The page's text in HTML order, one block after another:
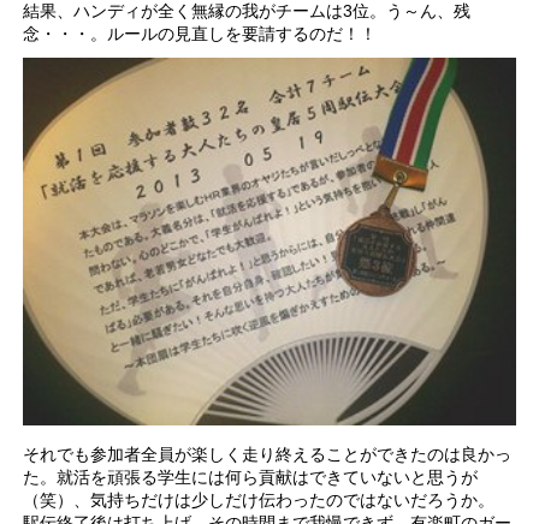
結果、ハンディが全く無縁の我がチームは3位。う～ん、残
念・・・。ルールの見直しを要請するのだ！！
それでも参加者全員が楽しく走り終えることができたのは良かっ
た。就活を頑張る学生には何ら貢献はできていないと思うが
（笑）、気持ちだけは少しだけ伝わったのではないだろうか。